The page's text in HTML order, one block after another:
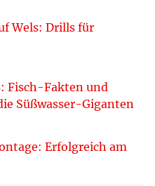
Wels: Drills für
Fisch-Fakten und
Süßwasser-Giganten
Erfolgreich am